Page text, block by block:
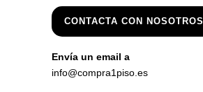
CONTACTA CON NOSOTROS
Envía un email a
info@compra1piso.es